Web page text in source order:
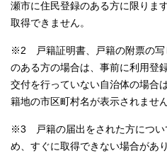
瀬市に住民登録のある方に限りま
取得できません。
※2 戸籍証明書、戸籍の附票の写
のある方の場合は、事前に利用登
交付を行っていない自治体の場合
籍地の市区町村名が表示されません
※3 戸籍の届出をされた方につい
め、すぐに取得できない場合があり